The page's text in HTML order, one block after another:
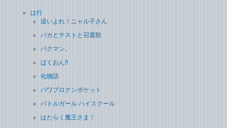
は行
這いよれ！ニャル子さん
バカとテストと召還獣
バクマン。
ばくおん!!
化物語
パワプロクンポケット
バトルガール ハイスクール
はたらく魔王さま！